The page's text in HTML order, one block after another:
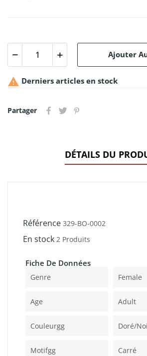
Ajouter
 Derniers articles en stock
Partager
DÉTAILS DU
Référence 329-BO-0002
En stock 2 Produits
Fiche De Données
Genre Female
Age Adult
Couleurgg Doré/
Motifgg Carré